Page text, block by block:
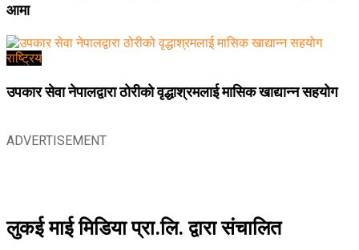
आमा
राष्ट्रिय
उपकार सेवा नेपालद्वारा ठोरीको वृद्धाश्रमलाई मासिक खाद्यान्न सहयोग
ADVERTISEMENT
लुकई माई मिडिया प्रा.लि. द्वारा संचालित